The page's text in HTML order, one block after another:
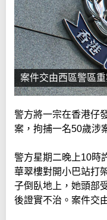
案件交由西區警區
警方將一宗在香港仔
案，拘捕一名50歲涉
警方星期二晚上10時
華翠樓對開小巴站打
子倒臥地上，她頭部
後證實不治。案件交